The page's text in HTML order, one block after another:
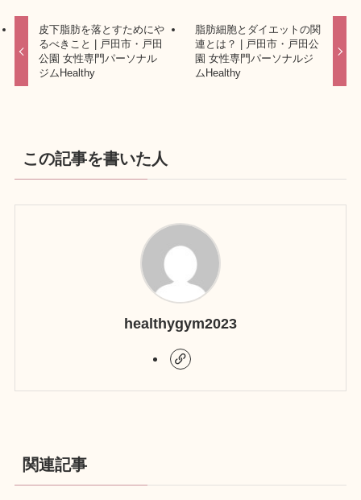
皮下脂肪を落とすためにや
るべきこと | 戸田市・戸田
公園 女性専門パーソナル
ジムHealthy
脂肪細胞とダイエットの関
連とは？ | 戸田市・戸田公
園 女性専門パーソナルジ
ムHealthy
この記事を書いた人
healthygym2023
関連記事